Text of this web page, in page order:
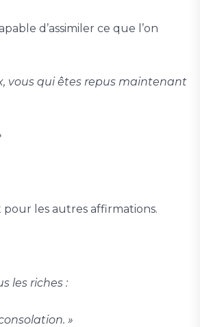
d’assimiler ce que l’on
vous qui êtes repus maintenant
pour les autres affirmations.
les riches :
»